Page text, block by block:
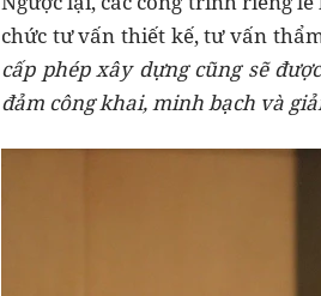
chức tư vấn thiết kế, tư vấn
cấp phép xây dựng cũng sẽ
đảm công khai, minh bạch và